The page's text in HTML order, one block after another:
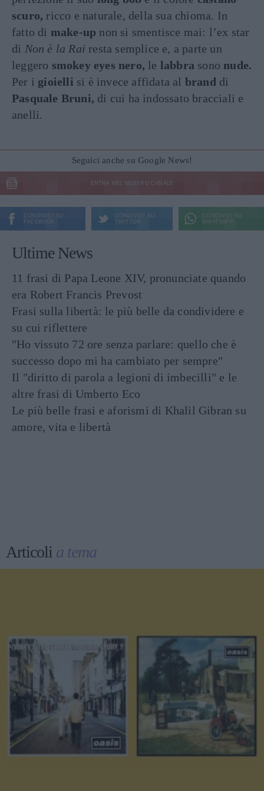
scuro, ricco e naturale, della sua chioma. In
fatto di make-up non si smentisce mai: l’ex star
di Non è la Rai resta semplice e, a parte un
leggero smokey eyes nero, le labbra sono nude.
Per i gioielli si è invece affidata al brand di
Pasquale Bruni, di cui ha indossato bracciali e
anelli.
Seguici anche su Google News!
ENTRA NEL NOSTRO CANALE
CONDIVIDI SU
FACEBOOK
CONDIVIDI SU
TWITTER
CONDIVIDI SU
WHATSAPP
Ultime News
11 frasi di Papa Leone XIV, pronunciate quando
era Robert Francis Prevost
Frasi sulla libertà: le più belle da condividere e
su cui riflettere
"Ho vissuto 72 ore senza parlare: quello che è
successo dopo mi ha cambiato per sempre"
Il "diritto di parola a legioni di imbecilli" e le
altre frasi di Umberto Eco
Le più belle frasi e aforismi di Khalil Gibran su
amore, vita e libertà
Articoli a tema